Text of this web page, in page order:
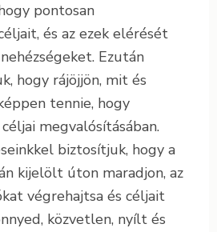
pontosan
és az ezek elérését
Ezután
hogy rájöjjön, mit és
tennie, hogy
megvalósításában.
biztosítjuk, hogy a
kijelölt úton maradjon, az
végrehajtsa és céljait
közvetlen, nyílt és